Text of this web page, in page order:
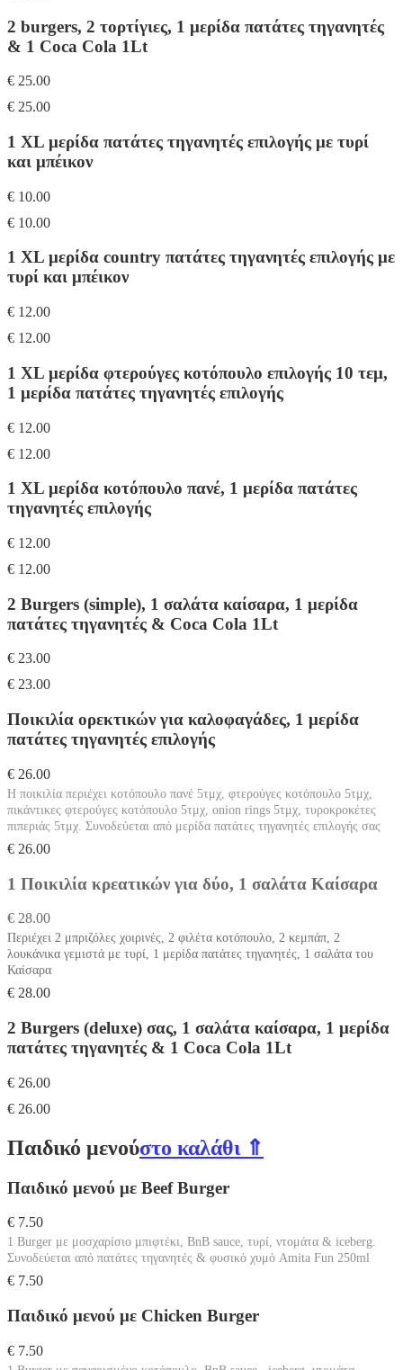
2 burgers, 2 τορτίγιες, 1 μερίδα πατάτες τηγανητές
& 1 Coca Cola 1Lt
€ 25.00
€ 25.00
1 XL μερίδα πατάτες τηγανητές επιλογής με τυρί
και μπέικον
€ 10.00
€ 10.00
1 XL μερίδα country πατάτες τηγανητές επιλογής με
τυρί και μπέικον
€ 12.00
€ 12.00
1 XL μερίδα φτερούγες κοτόπουλο επιλογής 10 τεμ,
1 μερίδα πατάτες τηγανητές επιλογής
€ 12.00
€ 12.00
1 XL μερίδα κοτόπουλο πανέ, 1 μερίδα πατάτες
τηγανητές επιλογής
€ 12.00
€ 12.00
2 Burgers (simple), 1 σαλάτα καίσαρα, 1 μερίδα
πατάτες τηγανητές & Coca Cola 1Lt
€ 23.00
€ 23.00
Ποικιλία ορεκτικών για καλοφαγάδες, 1 μερίδα
πατάτες τηγανητές επιλογής
€ 26.00
Η ποικιλία περιέχει κοτόπουλο πανέ 5τμχ, φτερούγες κοτόπουλο 5τμχ,
πικάντικες φτερούγες κοτόπουλο 5τμχ, onion rings 5τμχ, τυροκροκέτες
πιπεριάς 5τμχ. Συνοδεύεται από μερίδα πατάτες τηγανητές επιλογής σας
€ 26.00
1 Ποικιλία κρεατικών για δύο, 1 σαλάτα Καίσαρα
€ 28.00
Περιέχει 2 μπριζόλες χοιρινές, 2 φιλέτα κοτόπουλο, 2 κεμπάπ, 2
λουκάνικα γεμιστά με τυρί, 1 μερίδα πατάτες τηγανητές, 1 σαλάτα του
Καίσαρα
€ 28.00
2 Burgers (deluxe) σας, 1 σαλάτα καίσαρα, 1 μερίδα
πατάτες τηγανητές & 1 Coca Cola 1Lt
€ 26.00
€ 26.00
Παιδικό μενούστο καλάθι ⇑
Παιδικό μενού με Beef Burger
€ 7.50
1 Burger με μοσχαρίσιο μπιφτέκι, BnB sauce, τυρί, ντομάτα & iceberg.
Συνοδεύεται από πατάτες τηγανητές & φυσικό χυμό Amita Fun 250ml
€ 7.50
Παιδικό μενού με Chicken Burger
€ 7.50